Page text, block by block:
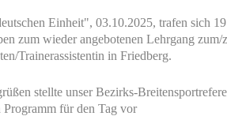
Einheit", 03.10.2025, trafen sich
zum wieder angebotenen Lehrgang zum/
Trainerassistentin in Friedberg.
stellte unser Bezirks-
Programm für den Tag vor